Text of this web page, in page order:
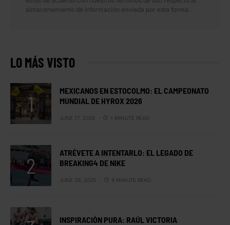
almacenamiento de información enviada por esta forma.
LO MÁS VISTO
MEXICANOS EN ESTOCOLMO: EL CAMPEONATO
MUNDIAL DE HYROX 2026
JUNE 17, 2026 1 MINUTE READ
ATRÉVETE A INTENTARLO: EL LEGADO DE
BREAKING4 DE NIKE
JUNE 29, 2025 9 MINUTE READ
INSPIRACIÓN PURA: RAÚL VICTORIA